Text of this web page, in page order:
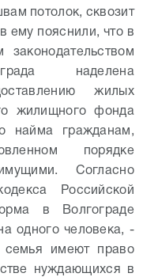
потолок, сквозит
ему пояснили, что в
наделена
жилых
жилищного фонда
найма гражданам,
порядке
Согласно
Российской
в Волгограде
одного человека, -
имеют право
нуждающихся в